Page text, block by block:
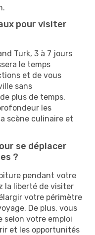
pour visiter
Turk, 3 à 7 jours
le temps
et de vous
sans
plus de temps,
les
scène culinaire et
se déplacer
?
pendant votre
la liberté de visiter
votre périmètre
De plus, vous
selon votre emploi
et les opportunités